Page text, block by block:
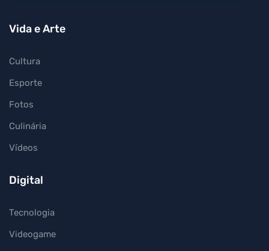
Vida e Arte
Cultura
Esporte
Fotos
Culinária
Vídeos
Digital
Tecnologia
Videogame